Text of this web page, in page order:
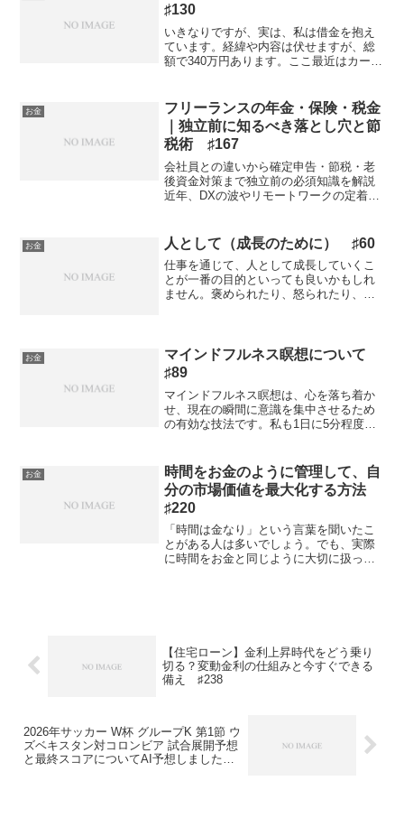
♯130
いきなりですが、実は、私は借金を抱え
ています。経緯や内容は伏せますが、総
額で340万円あります。ここ最近はカード
が目に入りました。そこには「金利優遇
中」の文字が。通常は...
お金
フリーランスの年金・保険・税金
｜独立前に知るべき落とし穴と節
税術 ♯167
会社員との違いから確定申告・節税・老
後資金対策まで独立前の必須知識を解説
近年、DXの波やリモートワークの定着を
き方は魅力的ですが、会社員時代とはお
金の仕組みがガラッ...
お金 人として（成長のために） ♯60
仕事を通じて、人として成長していくこ
とが一番の目的といっても良いかもしれ
ません。褒められたり、怒られたり、時
す。 どんな感情であれ、...
お金
マインドフルネス瞑想について
♯89
マインドフルネス瞑想は、心を落ち着か
せ、現在の瞬間に意識を集中させるため
の有効な技法です。私も1日に5分程度で
感できました。ご存じの方も多いと思い
ますが、念のため以下に...
お金
時間をお金のように管理して、自
分の市場価値を最大化する方法
♯220
「時間は金なり」という言葉を聞いたこ
とがある人は多いでしょう。でも、実際
に時間をお金と同じように大切に扱って
【住宅ローン】金利上昇時代をどう乗り
切る？変動金利の仕組みと今すぐできる
備え ♯238
2026年サッカー W杯 グループK 第1節 ウ
ズベキスタン対コロンビア 試合展開予想
と最終スコアについてAI予想しました